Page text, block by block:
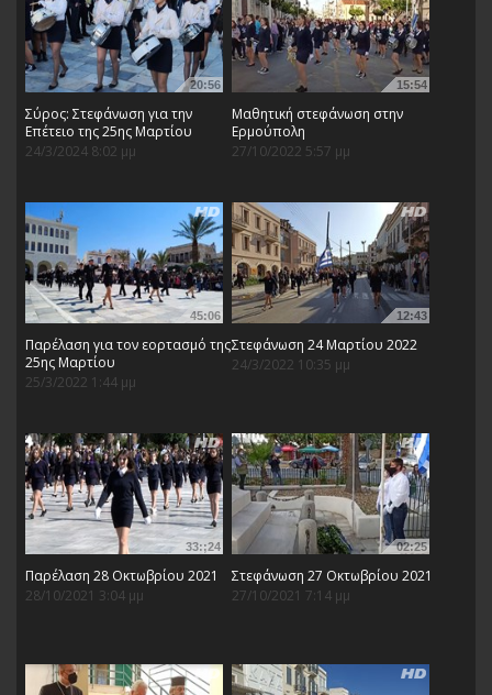
20:56
Σύρος: Στεφάνωση για την
Επέτειο της 25ης Μαρτίου
24/3/2024 8:02 μμ
15:54
Μαθητική στεφάνωση στην
Ερμούπολη
27/10/2022 5:57 μμ
45:06
Παρέλαση για τον εορτασμό της
25ης Μαρτίου
25/3/2022 1:44 μμ
12:43
Στεφάνωση 24 Μαρτίου 2022
24/3/2022 10:35 μμ
33:;24
Παρέλαση 28 Οκτωβρίου 2021
28/10/2021 3:04 μμ
02:25
Στεφάνωση 27 Οκτωβρίου 2021
27/10/2021 7:14 μμ